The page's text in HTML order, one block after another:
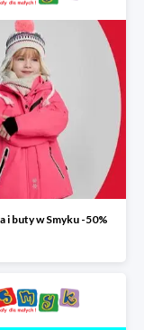
i buty w Smyku -50%